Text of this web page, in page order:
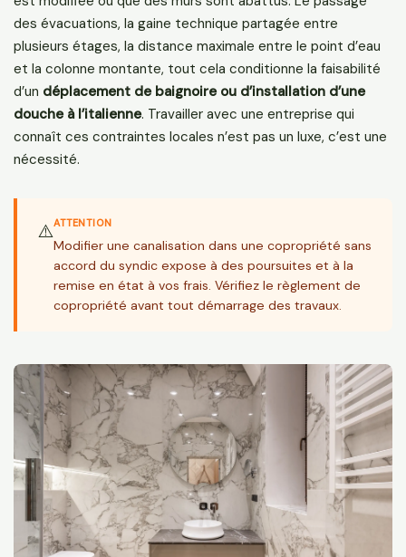
des évacuations, la gaine technique partagée entre
plusieurs étages, la distance maximale entre le point d’eau
et la colonne montante, tout cela conditionne la faisabilité
d’un déplacement de baignoire ou d’installation d’une
douche à l’italienne. Travailler avec une entreprise qui
connaît ces contraintes locales n’est pas un luxe, c’est une
nécessité.
⚠️ATTENTION
Modifier une canalisation dans une copropriété sans
accord du syndic expose à des poursuites et à la
remise en état à vos frais. Vérifiez le règlement de
copropriété avant tout démarrage des travaux.